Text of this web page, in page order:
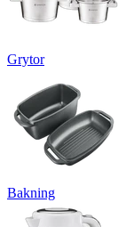
Grytor
Bakning